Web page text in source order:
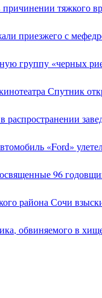
тяжкого
приезжего с
группу «черных
Спутник
распространении
«Ford»
96
района Сочи
обвиняемого в